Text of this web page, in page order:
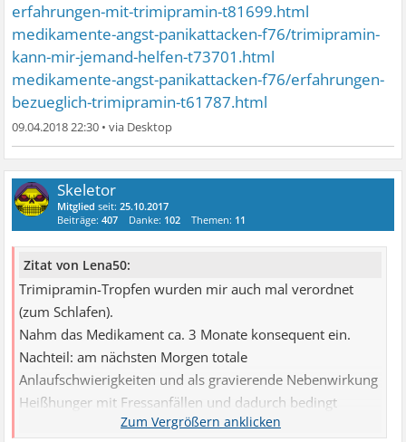
erfahrungen-mit-trimipramin-t81699.html
medikamente-angst-panikattacken-f76/trimipramin-
kann-mir-jemand-helfen-t73701.html
medikamente-angst-panikattacken-f76/erfahrungen-
bezueglich-trimipramin-t61787.html
09.04.2018 22:30 •
Skeletor
Mitglied seit:25.10.2017
Beiträge:407 Danke: 102 Themen: 11
Zitat von Lena50:
Trimipramin-Tropfen wurden mir auch mal verordnet
(zum Schlafen).
Nahm das Medikament ca. 3 Monate konsequent ein.
Nachteil: am nächsten Morgen totale
Anlaufschwierigkeiten und als gravierende Nebenwirkung
Heißhunger mit Fressanfällen und dadurch bedingt
Gewichtszunahme.